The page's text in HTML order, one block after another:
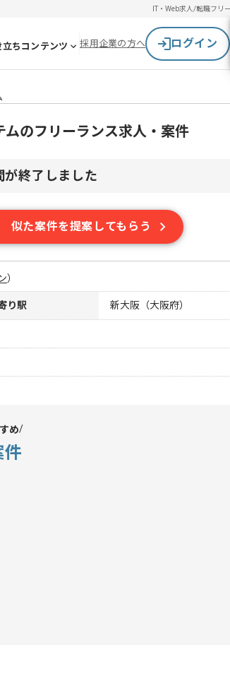
IT・Web求人/転職フリ
立ちコンテンツ 採用企業の方へ ログイン
ムのフリーランス求人・案件
が終了しました
似た案件を提案してもらう
）
り駅 新大阪（大阪府）
め
件